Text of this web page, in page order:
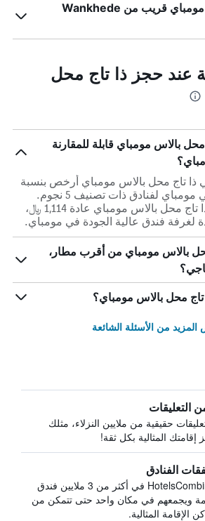
هل ذا تاج محل بالاس مومباي قريب من Wankhede
عند حجز ذا تاج محل
بالاس مومباي قابلة للمقارنة
ذا تاج محل بالاس مومباي أرخص بنسبة
104% عن الوسطي في مومباي لفنادق ذات تصنيف 5 نجوم.
يكون سعر الليلة في ذا تاج محل بالاس مومباي عادة 1,114 ﷼،
لغرفة فندق عالية الجودة في مومباي.
بالاس مومباي من أقرب مطار،
محل بالاس مومباي؟
من الأسئلة الشائعة
التعليقات
حقيقية من ملايين النزلاء، مثلك
إقامتك المثالية بكل ثقة!
الفنادق
يبحث HotelsCombined في أكثر من 3 ملايين فندق
ويجمعهم في مكان واحد حتى تتمكن من
الإقامة المثالية.